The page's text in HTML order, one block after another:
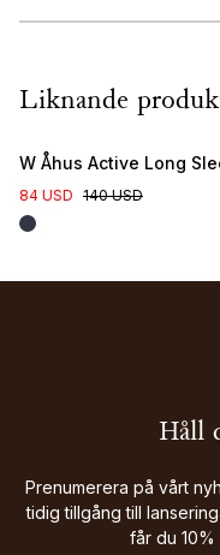
Liknande
W Åhus Active Long
84 USD 140 USD
Håll
Prenumerera på vårt
tidig tillgång till
får du